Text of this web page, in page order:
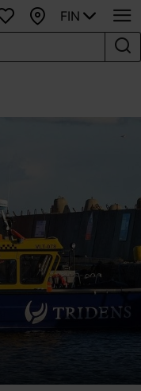
SuosikitKartta
FIN